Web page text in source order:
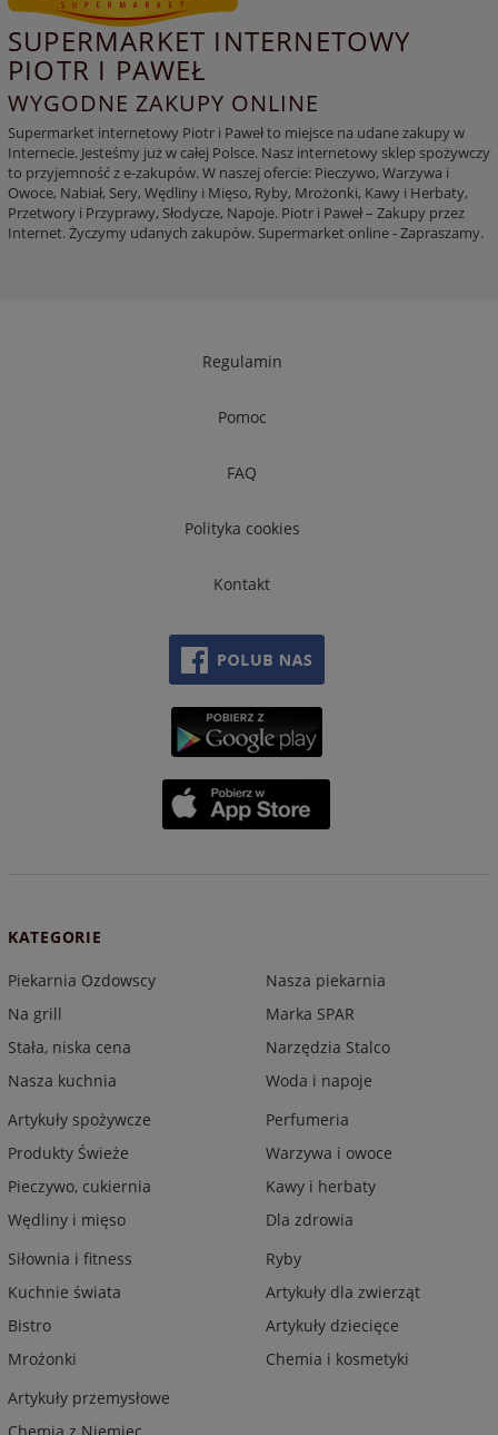
SUPERMARKET INTERNETOWY
PIOTR I PAWEŁ
WYGODNE ZAKUPY ONLINE
Supermarket internetowy Piotr i Paweł to miejsce na udane zakupy w
Internecie. Jesteśmy już w całej Polsce. Nasz internetowy sklep spożywczy
to przyjemność z e-zakupów. W naszej ofercie: Pieczywo, Warzywa i
Owoce, Nabiał, Sery, Wędliny i Mięso, Ryby, Mrożonki, Kawy i Herbaty,
Przetwory i Przyprawy, Słodycze, Napoje. Piotr i Paweł – Zakupy przez
Internet. Życzymy udanych zakupów. Supermarket online - Zapraszamy.
Regulamin
Pomoc
FAQ
Polityka cookies
Kontakt
KATEGORIE
Piekarnia Ozdowscy
Na grill
Stała, niska cena
Nasza kuchnia
Nasza piekarnia
Marka SPAR
Narzędzia Stalco
Woda i napoje
Artykuły spożywcze
Produkty Świeże
Pieczywo, cukiernia
Wędliny i mięso
Perfumeria
Warzywa i owoce
Kawy i herbaty
Dla zdrowia
Siłownia i fitness
Kuchnie świata
Bistro
Mrożonki
Ryby
Artykuły dla zwierząt
Artykuły dziecięce
Chemia i kosmetyki
Artykuły przemysłowe